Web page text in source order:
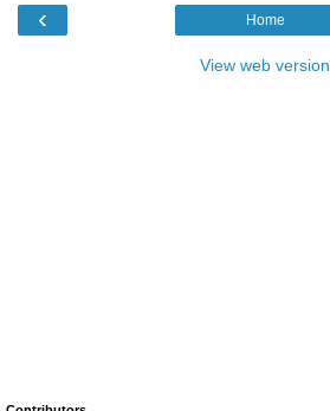
‹ Home
View web version